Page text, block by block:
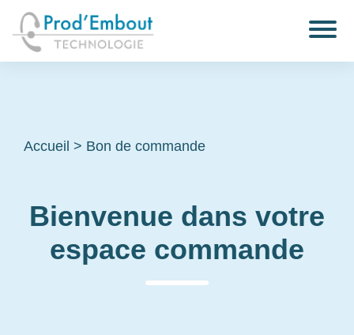
Accueil > Bon de commande
Bienvenue dans votre
espace commande